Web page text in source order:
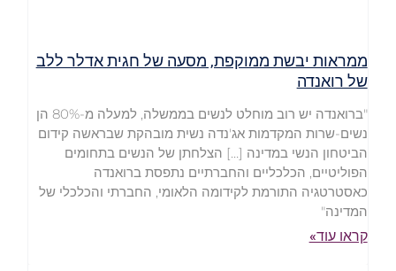
ממראות יבשת ממוקפת, מסעה של חגית אדלר ללב
של רואנדה
"ברואנדה יש רוב מוחלט לנשים בממשלה, למעלה מ-80% הן
נשים-שרות המקדמות אג'נדה נשית מובהקת שבראשה קידום
הביטחון הנשי במדינה […] הצלחתן של הנשים בתחומים
הפוליטיים, הכלכליים והחברתיים נתפסת ברואנדה
כאסטרטגיה התורמת לקידומה הלאומי, החברתי והכלכלי של
המדינה"
קראו עוד»